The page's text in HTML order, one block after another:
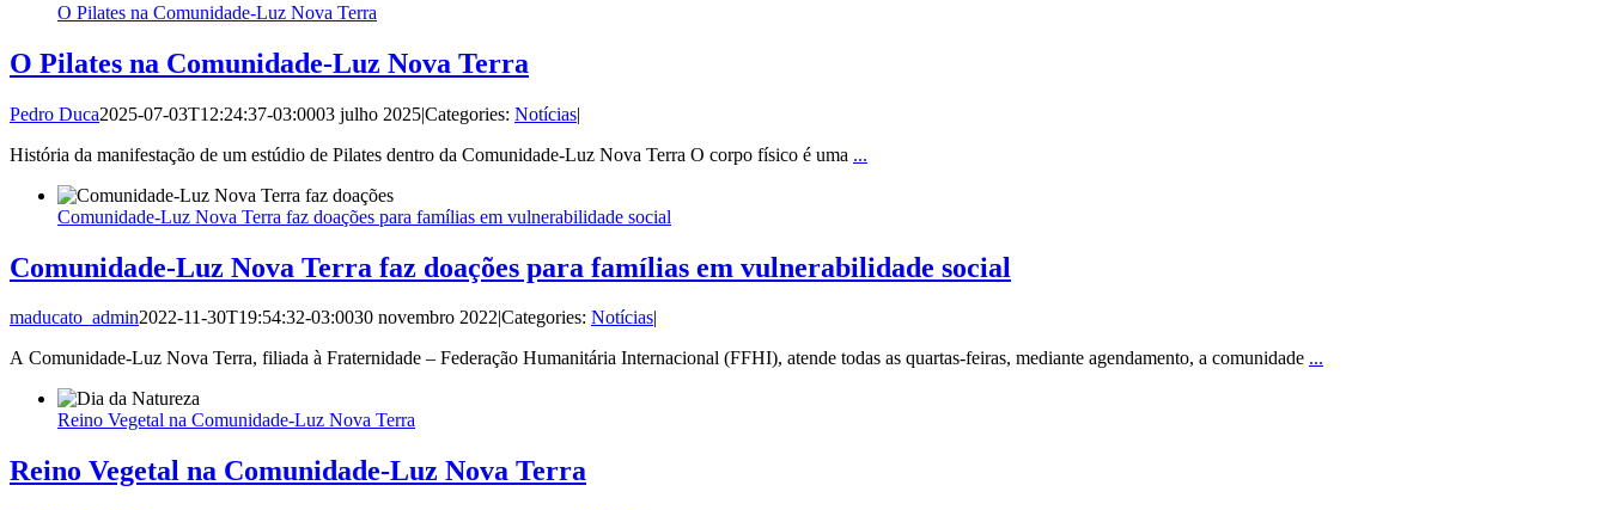
O Pilates na Comunidade-Luz Nova Terra
O Pilates na Comunidade-Luz Nova Terra
Pedro Duca2025-07-03T12:24:37-03:0003 julho 2025|Categories: Notícias|
História da manifestação de um estúdio de Pilates dentro da Comunidade-Luz Nova Terra O corpo físico é uma ...
Comunidade-Luz Nova Terra faz doações para famílias em vulnerabilidade social
Comunidade-Luz Nova Terra faz doações para famílias em vulnerabilidade social
maducato_admin2022-11-30T19:54:32-03:0030 novembro 2022|Categories: Notícias|
A Comunidade-Luz Nova Terra, filiada à Fraternidade – Federação Humanitária Internacional (FFHI), atende todas as quartas-feiras, mediante agendamento, a comunidade ...
Reino Vegetal na Comunidade-Luz Nova Terra
Reino Vegetal na Comunidade-Luz Nova Terra